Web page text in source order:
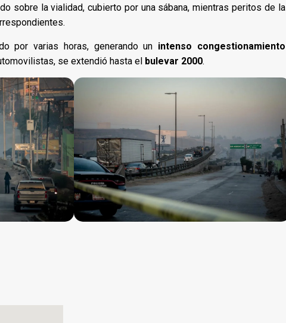
sobre la vialidad, cubierto por una sábana, mientras peritos de la
por varias horas, generando un intenso congestionamiento
se extendió hasta el bulevar 2000.